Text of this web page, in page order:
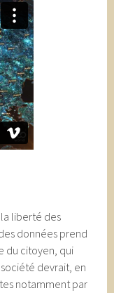
liberté des
données prend
du citoyen, qui
devrait, en
notamment par